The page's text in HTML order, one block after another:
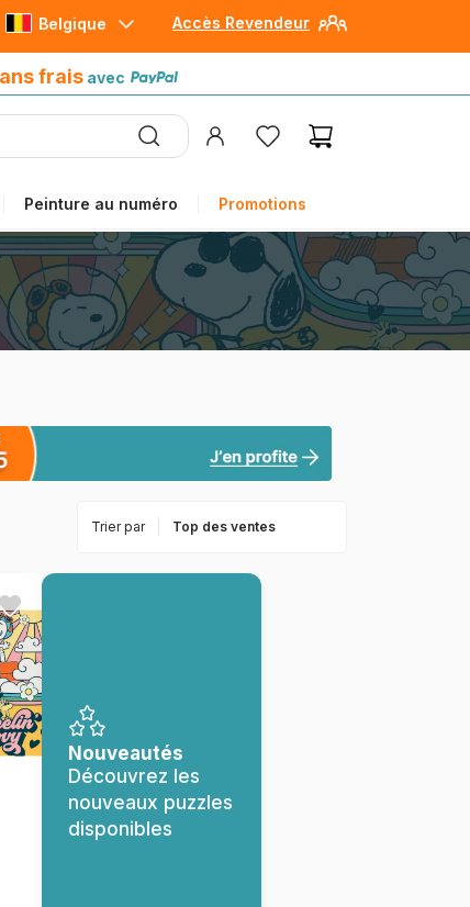
Accès Revendeur
Belgique
frais avec
Peinture au numéro Promotions
Trier par
Nouveautés
Découvrez les
nouveaux puzzles
disponibles